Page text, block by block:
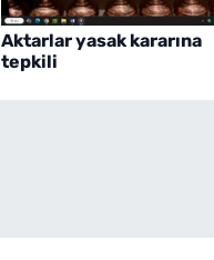
Aktarlar yasak kararına
tepkili